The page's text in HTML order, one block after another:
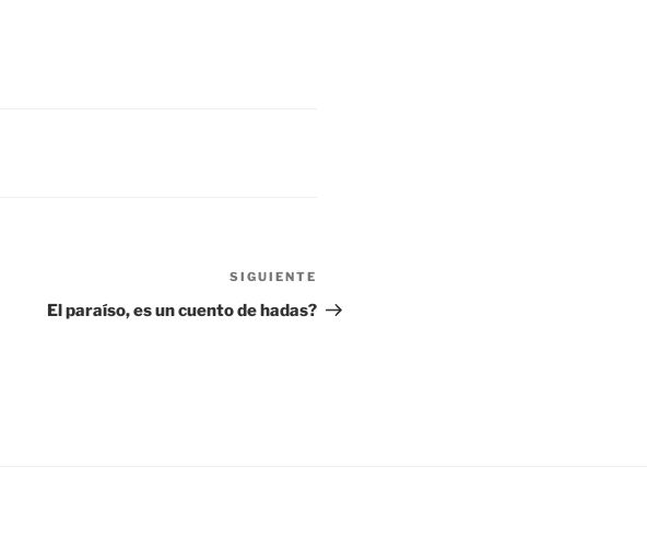
entrada
SIGUIENTE
El paraíso, es un cuento de hadas?